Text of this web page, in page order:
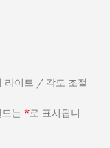
라이트 / 각도 조절
는 *로 표시됩니